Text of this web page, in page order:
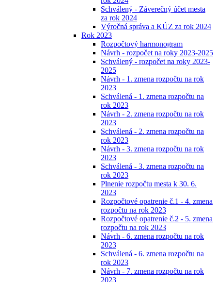
Schválený - Záverečný účet mesta
za rok 2024
Výročná správa a KÚZ za rok 2024
Rok 2023
Rozpočtový harmonogram
Návrh - rozpočet na roky 2023-2025
Schválený - rozpočet na roky 2023-
2025
Návrh - 1. zmena rozpočtu na rok
2023
Schválená - 1. zmena rozpočtu na
rok 2023
Návrh - 2. zmena rozpočtu na rok
2023
Schválená - 2. zmena rozpočtu na
rok 2023
Návrh - 3. zmena rozpočtu na rok
2023
Schválená - 3. zmena rozpočtu na
rok 2023
Plnenie rozpočtu mesta k 30. 6.
2023
Rozpočtové opatrenie č.1 - 4. zmena
rozpočtu na rok 2023
Rozpočtové opatrenie č.2 - 5. zmena
rozpočtu na rok 2023
Návrh - 6. zmena rozpočtu na rok
2023
Schválená - 6. zmena rozpočtu na
rok 2023
Návrh - 7. zmena rozpočtu na rok
2023